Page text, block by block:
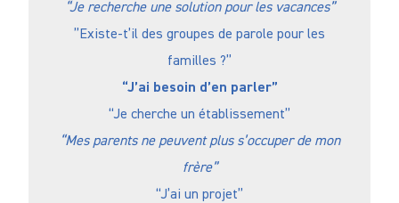
“Je recherche une solution pour les vacances”
”Existe-t’il des groupes de parole pour les
familles ?”
“J’ai besoin d’en parler”
“Je cherche un établissement”
“Mes parents ne peuvent plus s’occuper de mon
frère”
“J’ai un projet”